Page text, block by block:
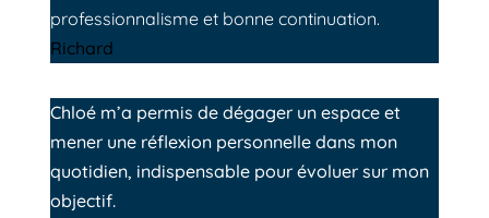
professionnalisme et bonne continuation.
Richard
Chloé m’a permis de dégager un espace et
mener une réflexion personnelle dans mon
quotidien, indispensable pour évoluer sur mon
objectif.